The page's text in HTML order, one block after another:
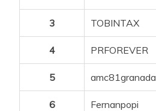
3 TOBINTAX
4 PRFOREVER
5 amc81granada
6 Fernanpopi